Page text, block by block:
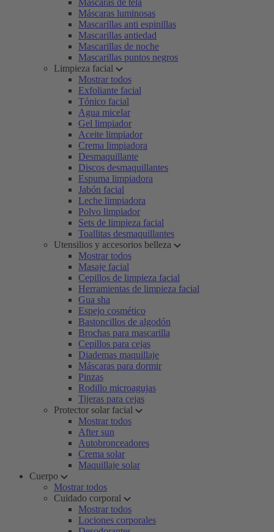
Máscaras de tela
Máscaras luminosas
Mascarillas anti espinillas
Mascarillas antiedad
Mascarillas de noche
Mascarillas puntos negros
Limpieza facial
Mostrar todos
Exfoliante facial
Tónico facial
Agua micelar
Gel limpiador
Aceite limpiador
Crema limpiadora
Desmaquillante
Discos desmaquillantes
Espuma limpiadora
Jabón facial
Leche limpiadora
Polvo limpiador
Sets de limpieza facial
Toallitas desmaquillantes
Utensilios y accesorios belleza
Mostrar todos
Masaje facial
Cepillos de limpieza facial
Herramientas de limpieza facial
Gua sha
Espejo cosmético
Bastoncillos de algodón
Brochas para mascarilla
Cepillos para cejas
Diademas maquillaje
Máscaras para dormir
Pinzas
Rodillo microagujas
Tijeras para cejas
Protector solar facial
Mostrar todos
After sun
Autobronceadores
Crema solar
Maquillaje solar
Cuerpo
Mostrar todos
Cuidado corporal
Mostrar todos
Lociones corporales